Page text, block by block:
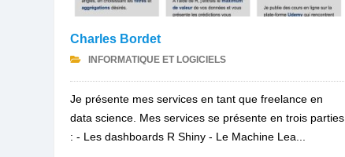
Charles Bordet
INFORMATIQUE ET LOGICIELS
Je présente mes services en tant que freelance en
data science. Mes services se présente en trois parties
: - Les dashboards R Shiny - Le Machine Lea...